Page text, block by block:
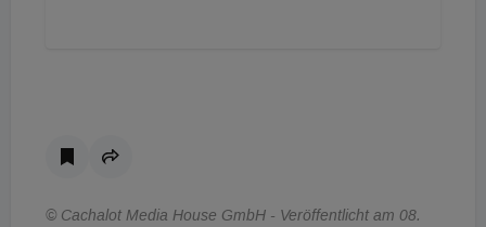
© Cachalot Media House GmbH - Veröffentlicht am 08.